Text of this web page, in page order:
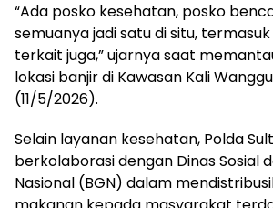
“Ada posko kesehatan, posko
semuanya jadi satu di situ,
terkait juga,” ujarnya saat
lokasi banjir di Kawasan Kali
(11/5/2026).
Selain layanan kesehatan, Polda
berkolaborasi dengan Dinas Sosial
Nasional (BGN) dalam